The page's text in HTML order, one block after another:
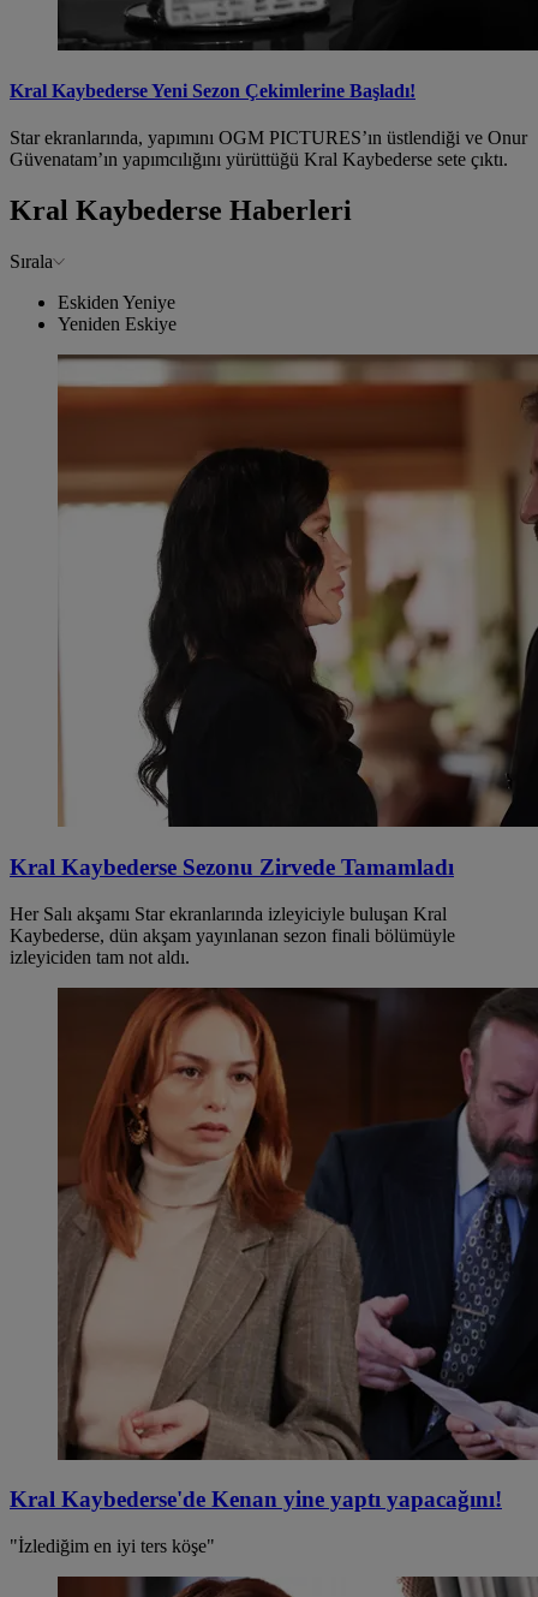
Kral Kaybederse Yeni Sezon Çekimlerine Başladı!
Star ekranlarında, yapımını OGM PICTURES’ın üstlendiği ve Onur
Güvenatam’ın yapımcılığını yürüttüğü Kral Kaybederse sete çıktı.
Kral Kaybederse Haberleri
Sırala
Eskiden Yeniye
Yeniden Eskiye
Kral Kaybederse Sezonu Zirvede Tamamladı
Her Salı akşamı Star ekranlarında izleyiciyle buluşan Kral
Kaybederse, dün akşam yayınlanan sezon finali bölümüyle
izleyiciden tam not aldı.
Kral Kaybederse'de Kenan yine yaptı yapacağını!
"İzlediğim en iyi ters köşe"